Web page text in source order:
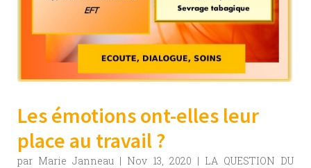
Les émotions ont-elles leur
place au travail ?
par Marie Janneau | Nov 13, 2020 | LA QUESTION DU